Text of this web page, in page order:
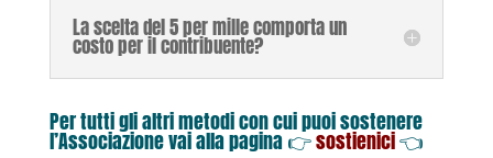
La scelta del 5 per mille comporta un
costo per il contribuente?
Per tutti gli altri metodi con cui puoi sostenere
l’Associazione vai alla pagina 👉sostienici👈